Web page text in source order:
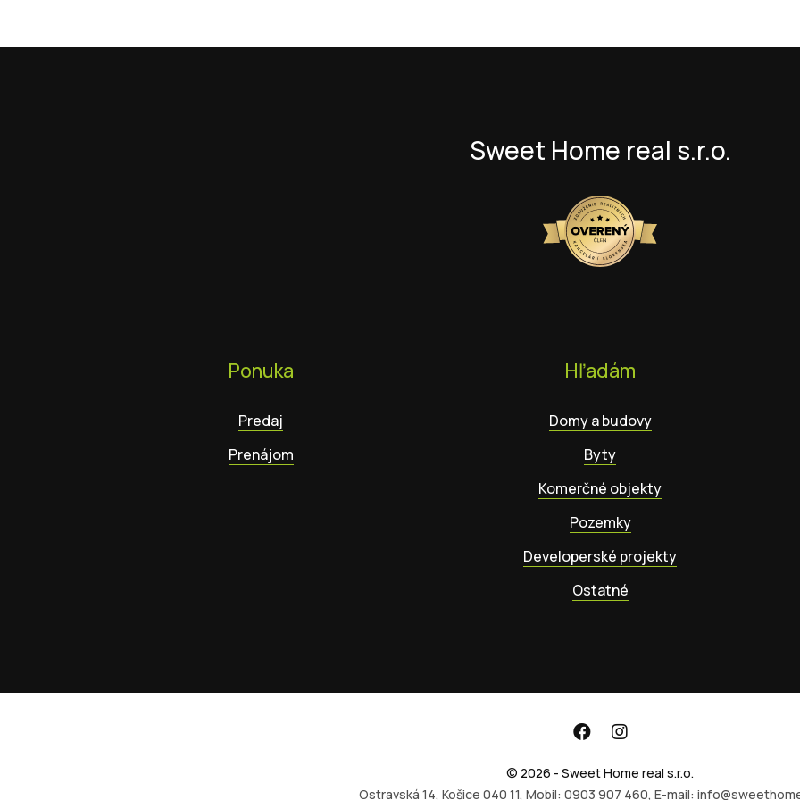
Sweet Home real s.r.o.
Ponuka
Predaj
Prenájom
Hľadám
Domy a budovy
Byty
Komerčné objekty
Pozemky
Developerské projekty
Ostatné
© 2026 - Sweet Home real s.r.o.
Ostravská 14, Košice 040 11, Mobil: 0903 907 460, E-mail: